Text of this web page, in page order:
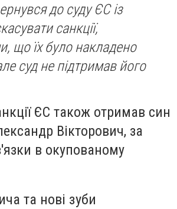
до суду ЄС із
санкції,
що їх було накладено
суд не підтримав його
ЄС також отримав син
Вікторович, за
в окупованому
та нові зуби